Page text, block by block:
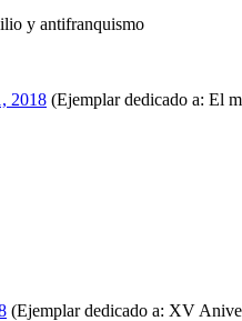
y antifranquismo
2018 (Ejemplar dedicado a: El
(Ejemplar dedicado a: XV